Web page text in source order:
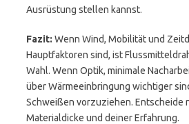
Ausrüstung stellen kannst.
Fazit: Wenn Wind, Mobilität und
Hauptfaktoren sind, ist
Wahl. Wenn Optik, minimale
über Wärmeeinbringung wichtiger
Schweißen vorzuziehen. Entscheide
Materialdicke und deiner Erfahrung.